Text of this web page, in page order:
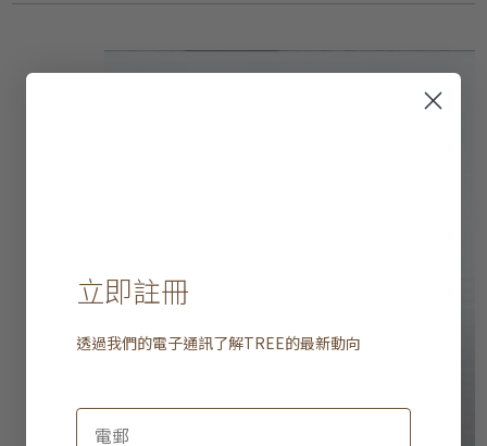
立即註冊
透過我們的電子通訊了解TREE的最新動向